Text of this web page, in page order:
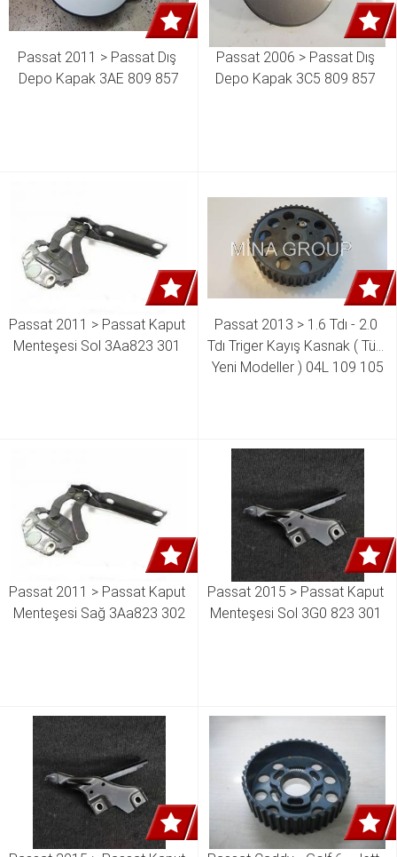
Passat 2011 > Passat Dış
Depo Kapak 3AE 809 857
Passat 2006 > Passat Dış
Depo Kapak 3C5 809 857
Passat 2011 > Passat Kaput
Menteşesi Sol 3Aa823 301
Passat 2013 > 1.6 Tdı - 2.0
Tdı Triger Kayış Kasnak ( Tüm
Yeni Modeller ) 04L 109 105
Passat 2011 > Passat Kaput
Menteşesi Sağ 3Aa823 302
Passat 2015 > Passat Kaput
Menteşesi Sol 3G0 823 301